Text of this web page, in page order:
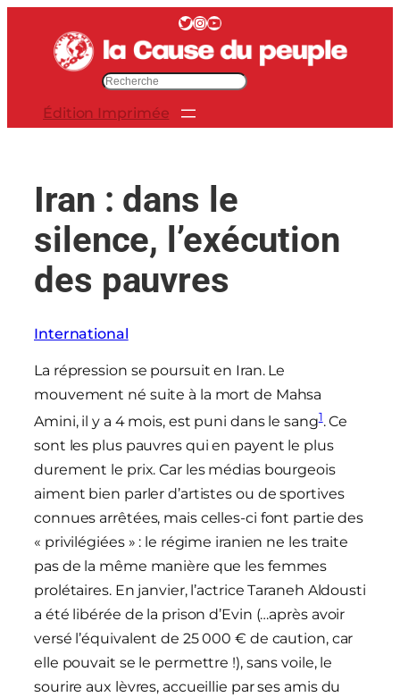
contenu
Twitter InstagramYouTube
e
Édition Imprimée
Iran : dans le
silence, l’exécution
des pauvres
International
La répression se poursuit en Iran. Le
mouvement né suite à la mort de Mahsa
Amini, il y a 4 mois, est puni dans le sang1. Ce
sont les plus pauvres qui en payent le plus
durement le prix. Car les médias bourgeois
aiment bien parler d’artistes ou de sportives
connues arrêtées, mais celles-ci font partie des
« privilégiées » : le régime iranien ne les traite
pas de la même manière que les femmes
prolétaires. En janvier, l’actrice Taraneh Aldousti
a été libérée de la prison d’Evin (…après avoir
versé l’équivalent de 25 000 € de caution, car
elle pouvait se le permettre !), sans voile, le
sourire aux lèvres, accueillie par ses amis du